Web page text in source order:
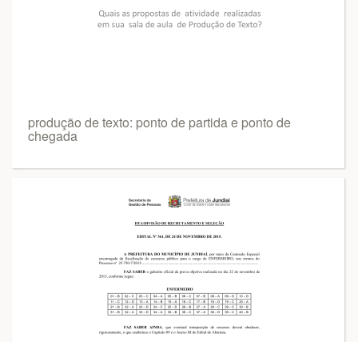
produção de texto: ponto de partida e ponto de
chegada